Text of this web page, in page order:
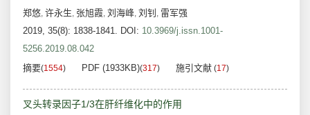
郑悠, 许永生, 张旭霞, 刘海峰, 刘钊 , 雷军强
2019, 35(8): 1838-1841. DOI: 10.3969/j.issn.1001-
5256.2019.08.042
摘要(1554) PDF (1933KB)(317) 施引文献 (17)
叉头转录因子1/3在肝纤维化中的作用